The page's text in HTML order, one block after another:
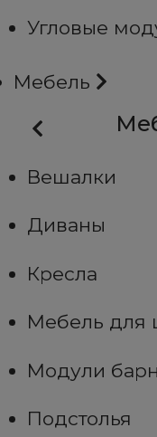
Угловые
Мебель
Вешалки
Диваны
Кресла
Мебель для
Модули
Подстолья